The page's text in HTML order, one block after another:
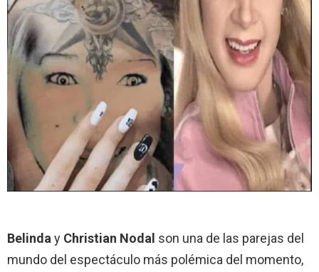
Belinda y Christian Nodal son una de las parejas del
mundo del espectáculo más polémica del momento,